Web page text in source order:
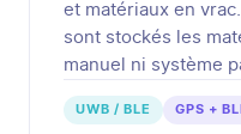
et matériaux en
sont stockés les
manuel ni système
UWB / BLE GPS +